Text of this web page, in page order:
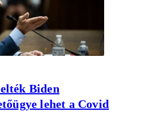
Biden
lehet a Covid